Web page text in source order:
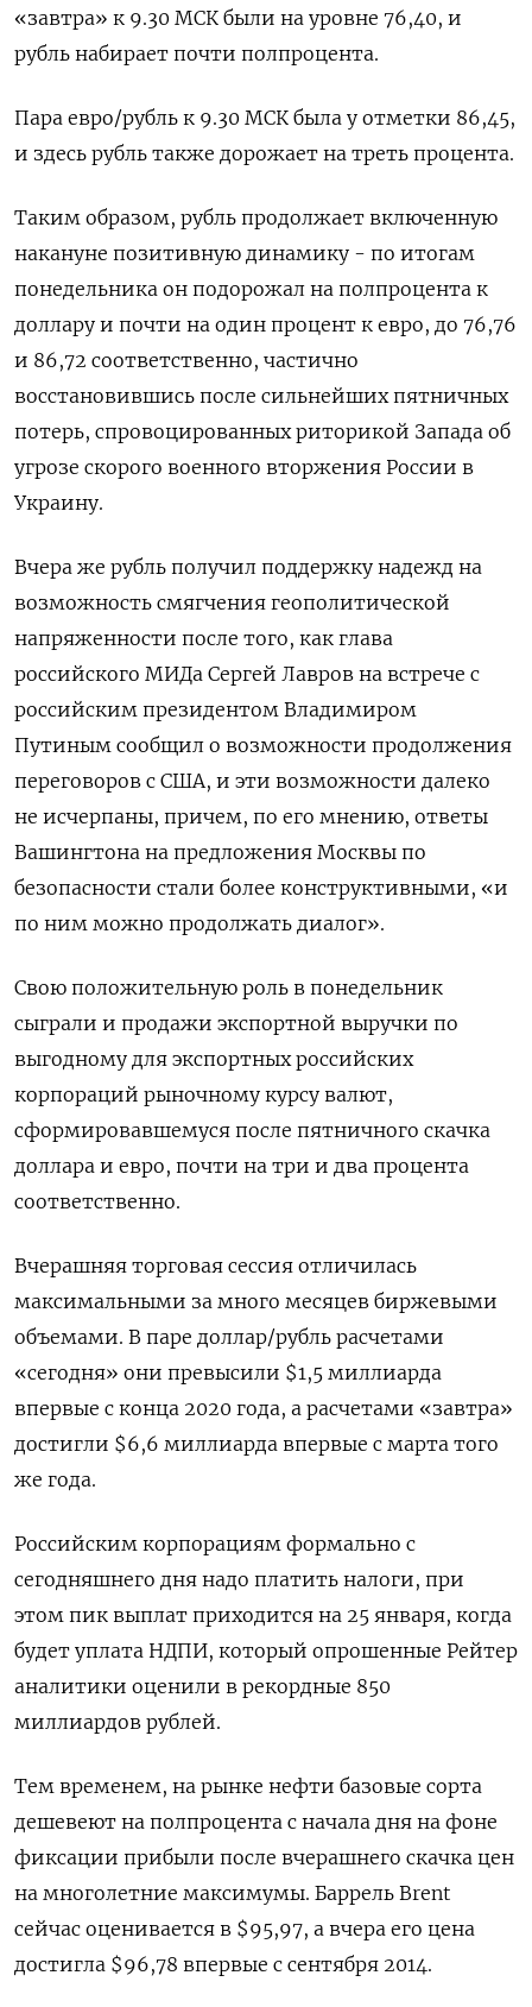
«завтра» к 9.30 МСК были на уровне 76,40, и
рубль набирает почти полпроцента.
Пара евро/рубль к 9.30 МСК была у отметки 86,45,
и здесь рубль также дорожает на треть процента.
Таким образом, рубль продолжает включенную
накануне позитивную динамику - по итогам
понедельника он подорожал на полпроцента к
доллару и почти на один процент к евро, до 76,76
и 86,72 соответственно, частично
восстановившись после сильнейших пятничных
потерь, спровоцированных риторикой Запада об
угрозе скорого военного вторжения России в
Украину.
Вчера же рубль получил поддержку надежд на
возможность смягчения геополитической
напряженности после того, как глава
российского МИДа Сергей Лавров на встрече с
российским президентом Владимиром
Путиным сообщил о возможности продолжения
переговоров с США, и эти возможности далеко
не исчерпаны, причем, по его мнению, ответы
Вашингтона на предложения Москвы по
безопасности стали более конструктивными, «и
по ним можно продолжать диалог».
Свою положительную роль в понедельник
сыграли и продажи экспортной выручки по
выгодному для экспортных российских
корпораций рыночному курсу валют,
сформировавшемуся после пятничного скачка
доллара и евро, почти на три и два процента
соответственно.
Вчерашняя торговая сессия отличилась
максимальными за много месяцев биржевыми
объемами. В паре доллар/рубль расчетами
«сегодня» они превысили $1,5 миллиарда
впервые с конца 2020 года, а расчетами «завтра»
достигли $6,6 миллиарда впервые с марта того
же года.
Российским корпорациям формально с
сегодняшнего дня надо платить налоги, при
этом пик выплат приходится на 25 января, когда
будет уплата НДПИ, который опрошенные Рейтер
аналитики оценили в рекордные 850
миллиардов рублей.
Тем временем, на рынке нефти базовые сорта
дешевеют на полпроцента с начала дня на фоне
фиксации прибыли после вчерашнего скачка цен
на многолетние максимумы. Баррель Brent
сейчас оценивается в $95,97, а вчера его цена
достигла $96,78 впервые с сентября 2014.